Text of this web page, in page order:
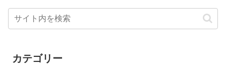
カテゴリー